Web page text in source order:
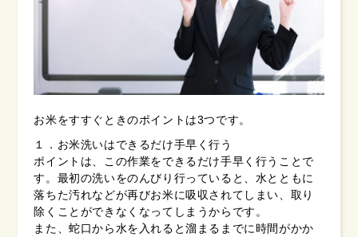
お米をすすぐときのポイントは3つです。
１．お米洗いはできるだけ手早く行う
ポイントは、この作業をできるだけ手早く行うことで
す。最初の洗いをのんびり行っていると、水とともに
落ちた汚れなどが再びお米に吸収されてしまい、取り
除くことができなくなってしまうからです。
また、蛇口から水を入れると溜まるまでに時間がかか